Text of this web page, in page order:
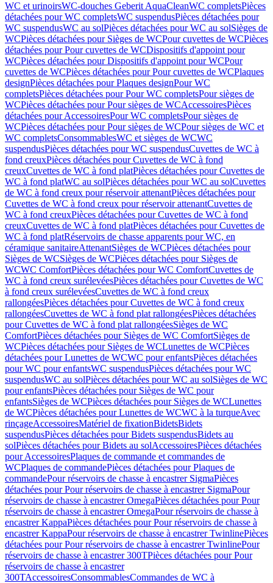
WC et urinoirsWC-douches Geberit AquaCleanWC completsPièces
détachées pour WC completsWC suspendusPièces détachées pour
WC suspendusWC au solPièces détachées pour WC au solSièges de
WCPièces détachées pour Sièges de WCPour cuvettes de WCPièces
détachées pour Pour cuvettes de WCDispositifs d'appoint pour
WCPièces détachées pour Dispositifs d'appoint pour WCPour
cuvettes de WCPièces détachées pour Pour cuvettes de WCPlaques
designPièces détachées pour Plaques designPour WC
completsPièces détachées pour Pour WC completsPour sièges de
WCPièces détachées pour Pour sièges de WCAccessoiresPièces
détachées pour AccessoiresPour WC completsPour sièges de
WCPièces détachées pour Pour sièges de WCPour sièges de WC et
WC completsConsommablesWC et sièges de WCWC
suspendusPièces détachées pour WC suspendusCuvettes de WC à
fond creuxPièces détachées pour Cuvettes de WC à fond
creuxCuvettes de WC à fond platPièces détachées pour Cuvettes de
WC à fond platWC au solPièces détachées pour WC au solCuvettes
de WC à fond creux pour réservoir attenantPièces détachées pour
Cuvettes de WC à fond creux pour réservoir attenantCuvettes de
WC à fond creuxPièces détachées pour Cuvettes de WC à fond
creuxCuvettes de WC à fond platPièces détachées pour Cuvettes de
WC à fond platRéservoirs de chasse apparents pour WC, en
céramique sanitaireAttenantSièges de WCPièces détachées pour
Sièges de WCSièges de WCPièces détachées pour Sièges de
WCWC ComfortPièces détachées pour WC ComfortCuvettes de
WC à fond creux surélevéesPièces détachées pour Cuvettes de WC
à fond creux surélevéesCuvettes de WC à fond creux
rallongéesPièces détachées pour Cuvettes de WC à fond creux
rallongéesCuvettes de WC à fond plat rallongéesPièces détachées
pour Cuvettes de WC à fond plat rallongéesSièges de WC
ComfortPièces détachées pour Sièges de WC ComfortSièges de
WCPièces détachées pour Sièges de WCLunettes de WCPièces
détachées pour Lunettes de WCWC pour enfantsPièces détachées
pour WC pour enfantsWC suspendusPièces détachées pour WC
suspendusWC au solPièces détachées pour WC au solSièges de WC
pour enfantsPièces détachées pour Sièges de WC pour
enfantsSièges de WCPièces détachées pour Sièges de WCLunettes
de WCPièces détachées pour Lunettes de WCWC à la turqueAvec
rinçageAccessoiresMatériel de fixationBidetsBidets
suspendusPièces détachées pour Bidets suspendusBidets au
solPièces détachées pour Bidets au solAccessoiresPièces détachées
pour AccessoiresPlaques de commande et commandes de
WCPlaques de commandePièces détachées pour Plaques de
commandePour réservoirs de chasse à encastrer SigmaPièces
détachées pour Pour réservoirs de chasse à encastrer SigmaPour
réservoirs de chasse à encastrer OmegaPièces détachées pour Pour
réservoirs de chasse à encastrer OmegaPour réservoirs de chasse à
encastrer KappaPièces détachées pour Pour réservoirs de chasse à
encastrer KappaPour réservoirs de chasse à encastrer TwinlinePièces
détachées pour Pour réservoirs de chasse à encastrer TwinlinePour
réservoirs de chasse à encastrer 300TPièces détachées pour Pour
réservoirs de chasse à encastrer
300TAccessoiresConsommablesCommandes de WC à